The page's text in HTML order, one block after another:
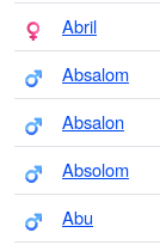
Abril
Absalom
Absalon
Absolom
Abu